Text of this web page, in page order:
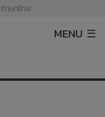
ภาษาไทย
MENU ☰